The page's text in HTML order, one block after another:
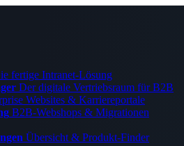
fertige Intranet-Lösung
Der digitale Vertriebsraum für B2B
Websites & Karriereportale
B2B-Webshops & Migrationen
Übersicht & Produkt-Finder